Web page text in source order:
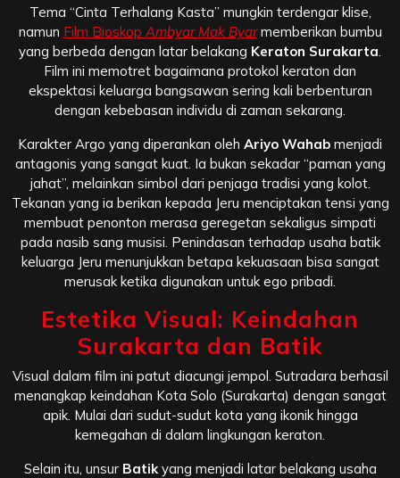
Tema “Cinta Terhalang Kasta” mungkin terdengar klise,
namun Film Bioskop Ambyar Mak Byarmemberikan bumbu
yang berbeda dengan latar belakang Keraton Surakarta
Film ini memotret bagaimana protokol keraton dan
ekspektasi keluarga bangsawan sering kali berbenturan
dengan kebebasan individu di zaman sekarang.
Karakter Argo yang diperankan oleh Ariyo Wahab menjadi
antagonis yang sangat kuat. Ia bukan sekadar “paman yang
jahat”, melainkan simbol dari penjaga tradisi yang kolot.
Tekanan yang ia berikan kepada Jeru menciptakan tensi yang
membuat penonton merasa geregetan sekaligus simpati
pada nasib sang musisi. Penindasan terhadap usaha batik
keluarga Jeru menunjukkan betapa kekuasaan bisa sangat
merusak ketika digunakan untuk ego pribadi.
Estetika Visual: Keindahan
Surakarta dan Batik
Visual dalam film ini patut diacungi jempol. Sutradara berhasil
menangkap keindahan Kota Solo (Surakarta) dengan sangat
apik. Mulai dari sudut-sudut kota yang ikonik hingga
kemegahan di dalam lingkungan keraton.
Selain itu, unsur Batikyang menjadi latar belakang usaha